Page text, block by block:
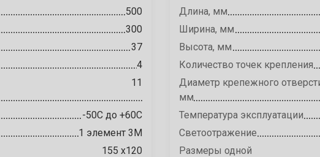
500
300
37
4
11
-50С до +60С
1 элемент 3М
155 х120
Длина, мм
Ширина, мм
Высота, мм
Количество точек крепления
Диаметр крепежного
мм
Температура эксплуатации
Светоотражение
Размеры одной